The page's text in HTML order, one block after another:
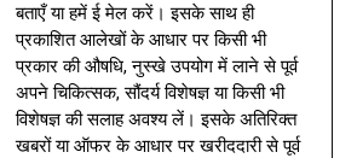
बताएँ या हमें ई मेल करें। इसके साथ ही
प्रकाशित आलेखों के आधार पर किसी भी
प्रकार की औषधि, नुस्खे उपयोग में लाने से पूर्व
अपने चिकित्सक, सौंदर्य विशेषज्ञ या किसी भी
विशेषज्ञ की सलाह अवश्य लें। इसके अतिरिक्त
खबरों या ऑफर के आधार पर खरीददारी से पूर्व